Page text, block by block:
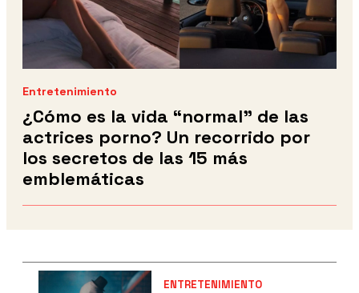
Entretenimiento
¿Cómo es la vida “normal” de las
actrices porno? Un recorrido por
los secretos de las 15 más
emblemáticas
ENTRETENIMIENTO